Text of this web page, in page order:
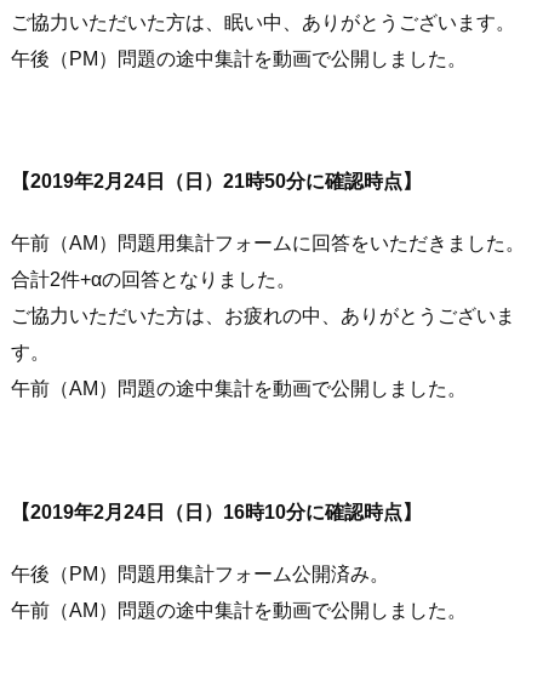
ご協力いただいた方は、眠い中、ありがとうございます。
午後（PM）問題の途中集計を動画で公開しました。
【2019年2月24日（日）21時50分に確認時点】
午前（AM）問題用集計フォームに回答をいただきました。
合計2件+αの回答となりました。
ご協力いただいた方は、お疲れの中、ありがとうございま
す。
午前（AM）問題の途中集計を動画で公開しました。
【2019年2月24日（日）16時10分に確認時点】
午後（PM）問題用集計フォーム公開済み。
午前（AM）問題の途中集計を動画で公開しました。